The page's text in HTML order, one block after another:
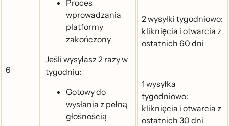
6
Proces
wprowadzania
platformy
zakończony
Jeśli wysyłasz 2 razy w
tygodniu:
Gotowy do
wysłania z pełną
głośnością
2 wysyłki tygodniowo:
kliknięcia i otwarcia z
ostatnich 60 dni
1 wysyłka
tygodniowo:
kliknięcia i otwarcia z
ostatnich 30 dni